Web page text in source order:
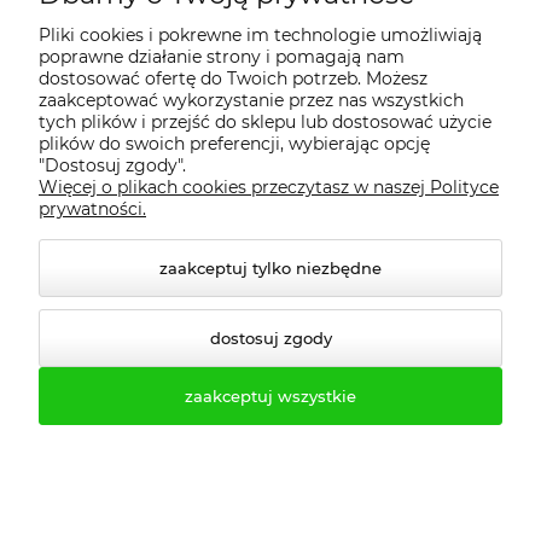
- + szt.
do koszyka
Fotel biurowy Evo Black Frame obrotowy
z siedziskiem szarym tapicerowanym
oraz podparcie lędźwiowe z regulowaną
Dostepność::
w magazynie
Przbliżony czas dostawy::3-21 dni
Pliki cookies i pokrewne im technologie umożliwiają
poprawne działanie strony i pomagają nam
dostosować ofertę do Twoich potrzeb. Możesz
zaakceptować wykorzystanie przez nas wszystkich
tych plików i przejść do sklepu lub dostosować użycie
plików do swoich preferencji, wybierając opcję
"Dostosuj zgody".
Więcej o plikach cookies przeczytasz w naszej Polityce
prywatności.
zaakceptuj tylko niezbędne
dostosuj zgody
zaakceptuj wszystkie